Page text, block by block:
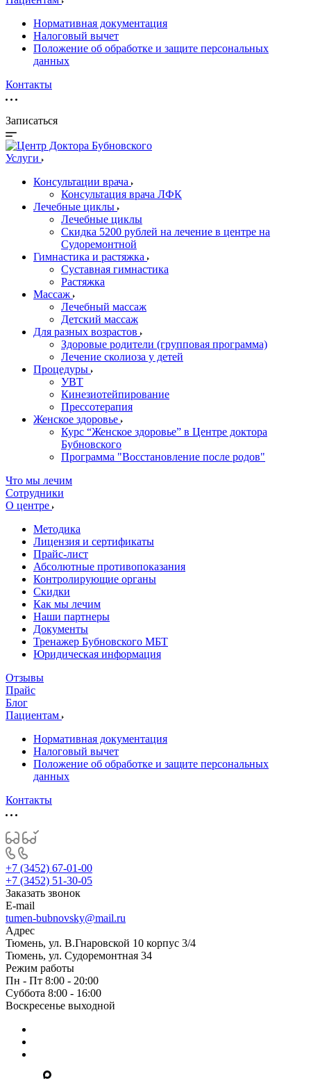
Нормативная документация
Налоговый вычет
Положение об обработке и защите персональных
данных
Контакты
Записаться
Услуги
Консультации врача
Консультация врача ЛФК
Лечебные циклы
Лечебные циклы
Скидка 5200 рублей на лечение в центре на
Судоремонтной
Гимнастика и растяжка
Суставная гимнастика
Растяжка
Массаж
Лечебный массаж
Детский массаж
Для разных возрастов
Здоровые родители (групповая программа)
Лечение сколиоза у детей
Процедуры
УВТ
Кинезиотейпирование
Прессотерапия
Женское здоровье
Курс “Женское здоровье” в Центре доктора
Бубновского
Программа "Восстановление после родов"
Что мы лечим
Сотрудники
О центре
Методика
Лицензия и сертификаты
Прайс-лист
Абсолютные противопоказания
Контролирующие органы
Скидки
Как мы лечим
Наши партнеры
Документы
Тренажер Бубновского МБТ
Юридическая информация
Отзывы
Прайс
Блог
Пациентам
Нормативная документация
Налоговый вычет
Положение об обработке и защите персональных
данных
Контакты
+7 (3452) 67-01-00
+7 (3452) 51-30-05
Заказать звонок
E-mail
tumen-bubnovsky@mail.ru
Адрес
Тюмень, ул. В.Гнаровской 10 корпус 3/4
Тюмень, ул. Судоремонтная 34
Режим работы
Пн - Пт 8:00 - 20:00
Суббота 8:00 - 16:00
Воскресенье выходной